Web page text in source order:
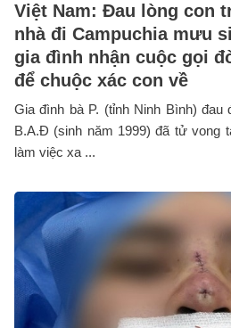
Việt Nam: Đau lòng con
nhà đi Campuchia mưu
gia đình nhận cuộc gọi
để chuộc xác con về
Gia đình bà P. (tỉnh Ninh Bình) đau
B.A.Đ (sinh năm 1999) đã tử vong
làm việc xa ...